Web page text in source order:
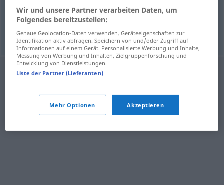
Pressverbandm torniquete
Wir und unsere Partner verarbeiten Daten, um
Folgendes bereitzustellen:
Genaue Geolocation-Daten verwenden. Geräteeigenschaften zur
Identifikation aktiv abfragen. Speichern von und/oder Zugriff auf
Informationen auf einem Gerät. Personalisierte Werbung und Inhalte,
Messung von Werbung und Inhalten, Zielgruppenforschung und
Entwicklung von Dienstleistungen.
Liste der Partner (Lieferanten)
Mehr Optionen Akzeptieren